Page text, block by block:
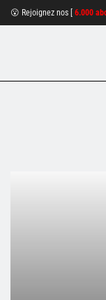
😮 Rejoignez nos [ 6.000